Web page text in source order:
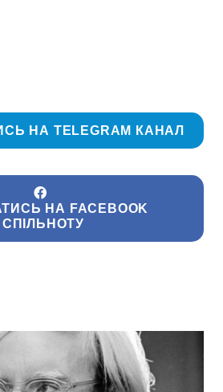
НА TELEGRAM КАНАЛ
НА FACEBOOK
СПІЛЬНОТУ